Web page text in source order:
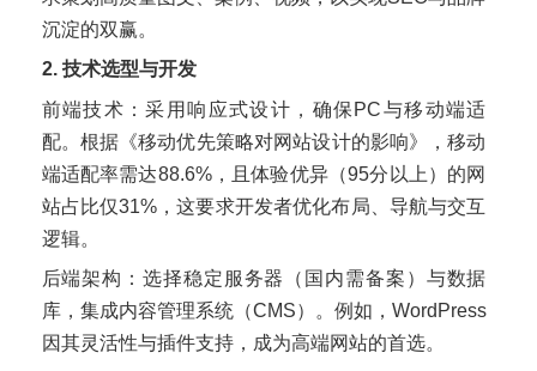
沉淀的双赢。
2. 技术选型与开发
前端技术：采用响应式设计，确保PC与移动端适
配。根据《移动优先策略对网站设计的影响》，移动
端适配率需达88.6%，且体验优异（95分以上）的网
站占比仅31%，这要求开发者优化布局、导航与交互
逻辑。
后端架构：选择稳定服务器（国内需备案）与数据
库，集成内容管理系统（CMS）。例如，WordPress
因其灵活性与插件支持，成为高端网站的首选。